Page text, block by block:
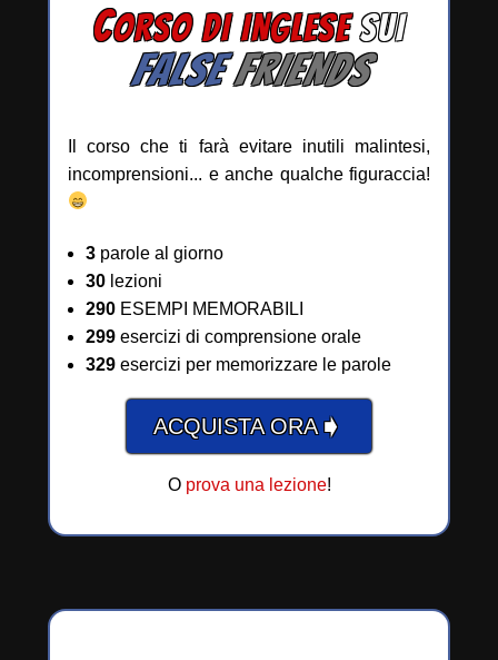
CORSO DI INGLESESUI
FALSEFRIENDS
Il corso che ti farà evitare inutili malintesi,
incomprensioni... e anche qualche figuraccia!
3 parole al giorno
30 lezioni
290 ESEMPI MEMORABILI
299 esercizi di comprensione orale
329 esercizi per memorizzare le parole
ACQUISTA ORA➧
O prova una lezione!